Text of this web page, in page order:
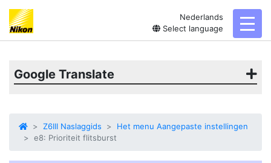
Nederlands
Select language
Google Translate
Z6III Naslaggids
Het menu Aangepaste instellingen
e8: Prioriteit flitsburst